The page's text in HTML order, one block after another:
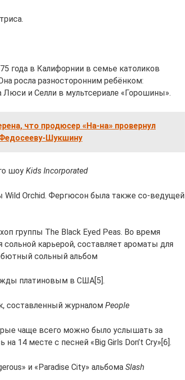
года в Калифорнии в семье католиков
росла разносторонним ребёнком:
Люси и Селли в мультсериале «Горошины».
что продюсер «На-на» провернул
Шукшину
шоу Kids Incorporated
Wild Orchid. Фергюсон была также со-ведущей
группы The Black Eyed Peas. Во время
карьерой, составляет ароматы для
сольный альбом
платиновым в США[5].
составленный журналом People
чаще всего можно было услышать за
14 месте с песней «Big Girls Don’t Cry»[6].
и «Paradise City» альбома Slash